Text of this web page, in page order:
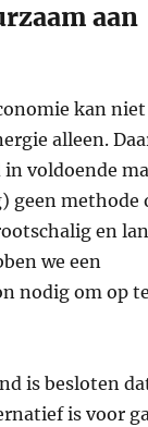
aan
kan
alleen.
voldoende
geen methode
en
we een
nodig om op
is besloten
is voor